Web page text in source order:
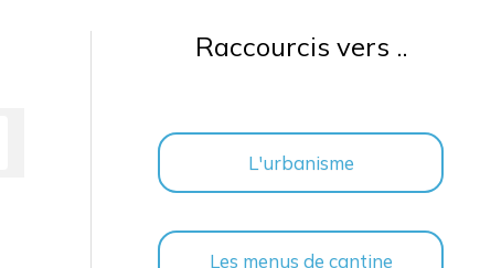
Raccourcis vers ..
L'urbanisme
Les menus de cantine